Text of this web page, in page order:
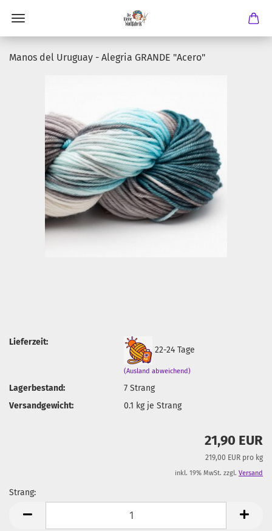
Manos del Uruguay - Alegria GRANDE "Acero"
Lieferzeit:
22-24 Tage
(Ausland abweichend)
Lagerbestand: 7Strang
Versandgewicht:
0.1 kg je Strang
21,90 EUR
219,00 EUR pro kg
inkl. 19% MwSt. zzgl. Versand
Strang: